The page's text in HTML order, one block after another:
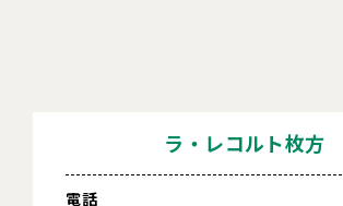
ラ・レコルト枚方
電話